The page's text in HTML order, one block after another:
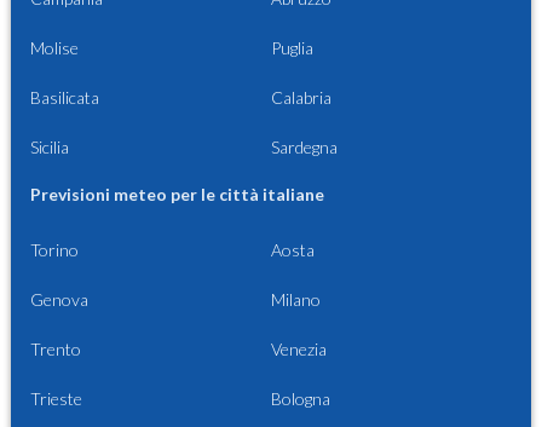
Molise Puglia
Basilicata Calabria
Sicilia Sardegna
Previsioni meteo per le città italiane
Torino Aosta
Genova Milano
Trento Venezia
Trieste Bologna